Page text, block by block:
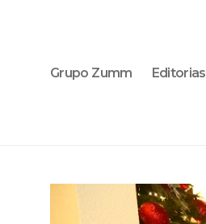
Grupo Zumm Editorias